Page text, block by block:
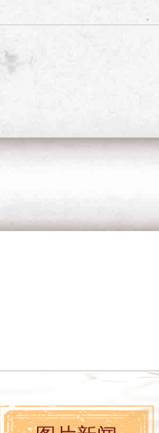
后即可开始步行登山，登山路
祠 →长城 →万佛洞 →牛郎织女